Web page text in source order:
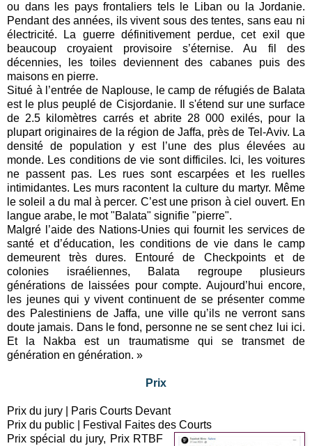
ou dans les pays frontaliers tels le Liban ou la Jordanie.
Pendant des années, ils vivent sous des tentes, sans eau ni
électricité. La guerre définitivement perdue, cet exil que
beaucoup croyaient provisoire s’éternise. Au fil des
décennies, les toiles deviennent des cabanes puis des
maisons en pierre.
Situé à l’entrée de Naplouse, le camp de réfugiés de Balata
est le plus peuplé de Cisjordanie. Il s'étend sur une surface
de 2.5 kilomètres carrés et abrite 28 000 exilés, pour la
plupart originaires de la région de Jaffa, près de Tel-Aviv. La
densité de population y est l’une des plus élevées au
monde. Les conditions de vie sont difficiles. Ici, les voitures
ne passent pas. Les rues sont escarpées et les ruelles
intimidantes. Les murs racontent la culture du martyr. Même
le soleil a du mal à percer. C’est une prison à ciel ouvert. En
langue arabe, le mot "Balata" signifie "pierre".
Malgré l’aide des Nations-Unies qui fournit les services de
santé et d’éducation, les conditions de vie dans le camp
demeurent très dures. Entouré de Checkpoints et de
colonies israéliennes, Balata regroupe plusieurs
générations de laissées pour compte. Aujourd’hui encore,
les jeunes qui y vivent continuent de se présenter comme
des Palestiniens de Jaffa, une ville qu’ils ne verront sans
doute jamais. Dans le fond, personne ne se sent chez lui ici.
Et la Nakba est un traumatisme qui se transmet de
génération en génération. »
Prix
Prix du jury | Paris Courts Devant
Prix du public | Festival Faites des Courts
Prix spécial du jury, Prix RTBF